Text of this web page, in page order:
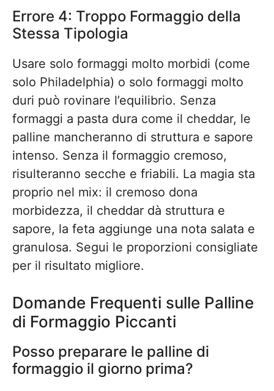
Errore 4: Troppo Formaggio della
Stessa Tipologia
Usare solo formaggi molto morbidi (come
solo Philadelphia) o solo formaggi molto
duri può rovinare l’equilibrio. Senza
formaggi a pasta dura come il cheddar, le
palline mancheranno di struttura e sapore
intenso. Senza il formaggio cremoso,
risulteranno secche e friabili. La magia sta
proprio nel mix: il cremoso dona
morbidezza, il cheddar dà struttura e
sapore, la feta aggiunge una nota salata e
granulosa. Segui le proporzioni consigliate
per il risultato migliore.
Domande Frequenti sulle Palline
di Formaggio Piccanti
Posso preparare le palline di
formaggio il giorno prima?